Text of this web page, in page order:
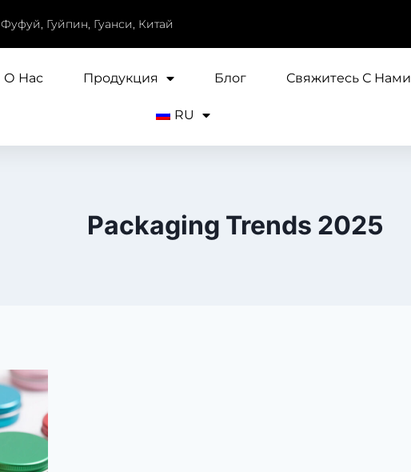
Фуфуй, Гуйпин, Гуанси, Китай
О Нас Продукция Блог Свяжитесь С Нами
RU
Packaging Trends 2025